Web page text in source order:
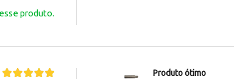
produto.
Produto ótimo